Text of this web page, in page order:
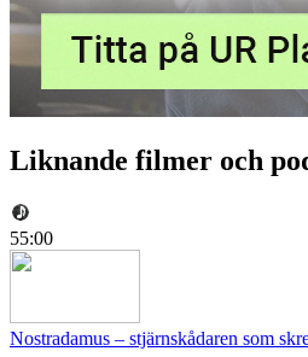
Liknande filmer och
55:00
Nostradamus – stjärnskådaren som